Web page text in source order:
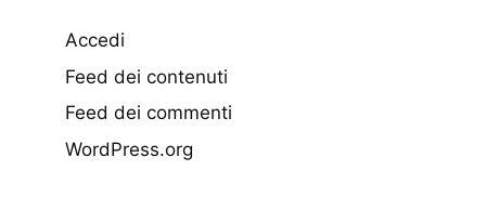
Accedi
Feed dei contenuti
Feed dei commenti
WordPress.org